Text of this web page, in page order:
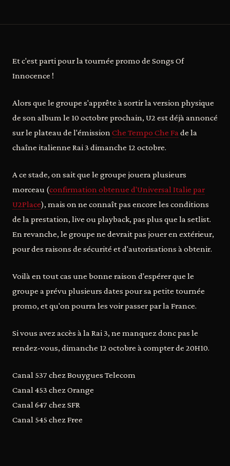
Et c'est parti pour la tournée promo de Songs Of
Innocence !
Alors que le groupe s'apprête à sortir la version physique
de son album le 10 octobre prochain, U2 est déjà annoncé
sur le plateau de l'émissionChe Tempo Che Fa de la
chaîne italienne Rai 3 dimanche 12 octobre.
A ce stade, on sait que le groupe jouera plusieurs
morceau (confirmation obtenue d'Universal Italie par
U2Place), mais on ne connaît pas encore les conditions
de la prestation, live ou playback, pas plus que la setlist.
En revanche, le groupe ne devrait pas jouer en extérieur,
pour des raisons de sécurité et d'autorisations à obtenir.
Voilà en tout cas une bonne raison d'espérer que le
groupe a prévu plusieurs dates pour sa petite tournée
promo, et qu'on pourra les voir passer par la France.
Si vous avez accès à la Rai 3, ne manquez donc pas le
rendez-vous, dimanche 12 octobre à compter de 20H10.
Canal 537 chez Bouygues Telecom
Canal 453 chez Orange
Canal 647 chez SFR
Canal 545 chez Free